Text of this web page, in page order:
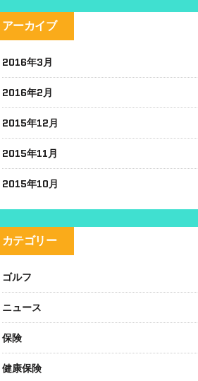
アーカイブ
2016年3月
2016年2月
2015年12月
2015年11月
2015年10月
カテゴリー
ゴルフ
ニュース
保険
健康保険